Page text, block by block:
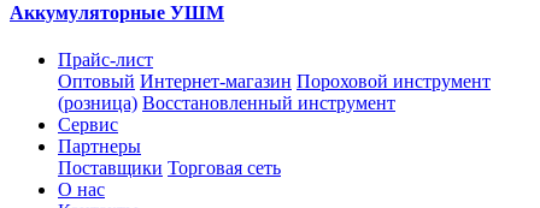
Аккумуляторные УШМ
Прайс-лист
Оптовый Интернет-магазин Пороховой инструмент
(розница) Восстановленный инструмент
Сервис
Партнеры
Поставщики Торговая сеть
О нас